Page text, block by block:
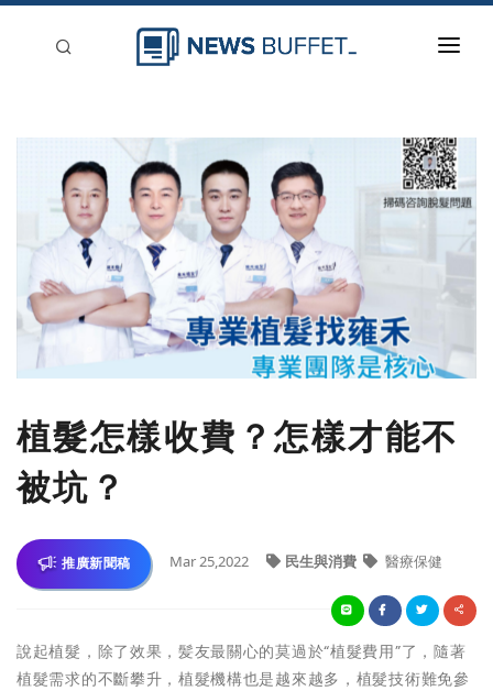
登入
刊登
植髮怎樣收費？怎樣才能不
被坑？
推廣新聞稿 Mar 25,2022 民生與消費 醫療保健
說起植髮，除了效果，髪友最關心的莫過於“植髮費用”了，隨著
植髮需求的不斷攀升，植髮機構也是越來越多，植髮技術難免參